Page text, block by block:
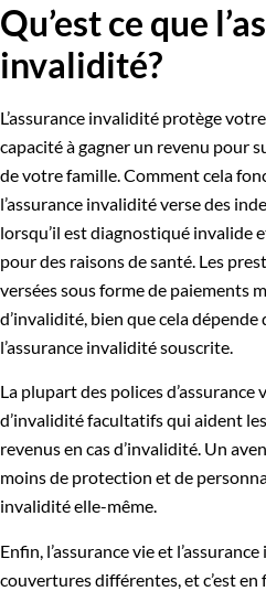
Qu’est ce que
invalidité?
L’assurance invalidité protège
capacité à gagner un revenu pour
de votre famille. Comment cela
l’assurance invalidité verse des
lorsqu’il est diagnostiqué invalide
pour des raisons de santé. Les
versées sous forme de paiements
d’invalidité, bien que cela
l’assurance invalidité souscrite.
La plupart des polices
d’invalidité facultatifs qui aident
revenus en cas d’invalidité. Un
moins de protection et de
invalidité elle-même.
Enfin, l’assurance vie et
couvertures différentes, et c’est